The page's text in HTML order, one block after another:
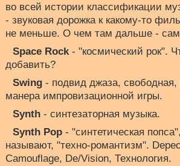
во всей истории классификации
- звуковая дорожка к какому-то
не меньше. О чем там дальше -
Space Rock- "космический рок".
добавить?
Swing - подвид джаза, свободная,
манера импровизационной игры.
Synth - синтезаторная музыка.
Synth Pop - "синтетическая
называют, "техно-романтизм".
Camouflage, De/Vision, Технология.